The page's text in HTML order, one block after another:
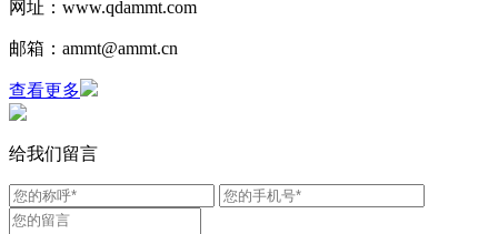
网址：www.qdammt.com
邮箱：ammt@ammt.cn
查看更多
给我们留言